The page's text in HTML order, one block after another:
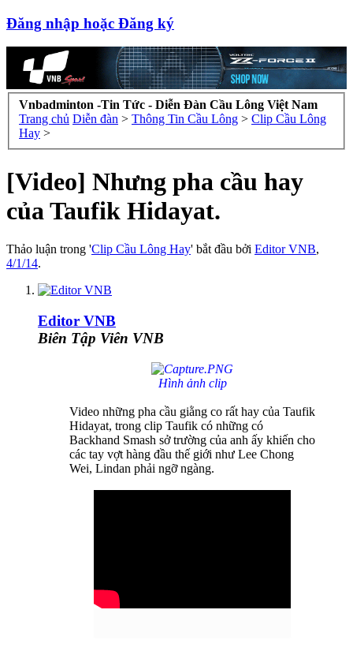
Đăng nhập hoặc Đăng ký
Vnbadminton -Tin Tức - Diễn Đàn Cầu Lông Việt Nam
Trang chủ Diễn đàn > Thông Tin Cầu Lông > Clip Cầu Lông
Hay >
[Video] Nhưng pha cầu hay
của Taufik Hidayat.
Thảo luận trong 'Clip Cầu Lông Hay' bắt đầu bởi Editor VNB,
4/1/14.
Editor VNB
Biên Tập Viên VNB
Hình ảnh clip
Video những pha cầu giằng co rất hay của Taufik
Hidayat, trong clip Taufik có những có
Backhand Smash sở trường của anh ấy khiến cho
các tay vợt hàng đầu thế giới như Lee Chong
Wei, Lindan phải ngỡ ngàng.